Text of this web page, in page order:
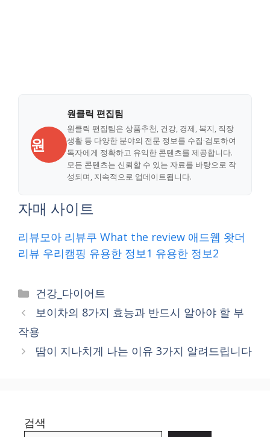
원
원클릭 편집팀
원클릭 편집팀은 상품추천, 건강, 경제, 복지, 직장
생활 등 다양한 분야의 전문 정보를 수집·검토하여
독자에게 정확하고 유익한 콘텐츠를 제공합니다.
모든 콘텐츠는 신뢰할 수 있는 자료를 바탕으로 작
성되며, 지속적으로 업데이트됩니다.
자매 사이트
리뷰모아 리뷰쿠 What the review 애드웹 왓더
리뷰 우리캠핑 유용한 정보1 유용한 정보2
Categories
건강_다이어트
보이차의 8가지 효능과 반드시 알아야 할 부
작용
땀이 지나치게 나는 이유 3가지 알려드립니다
검색